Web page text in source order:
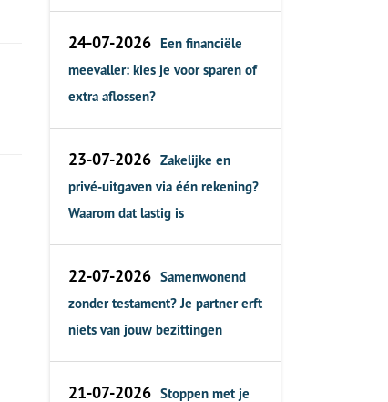
24-07-2026 Een financiële
meevaller: kies je voor sparen of
extra aflossen?
23-07-2026 Zakelijke en
privé-uitgaven via één rekening?
Waarom dat lastig is
22-07-2026 Samenwonend
zonder testament? Je partner erft
niets van jouw bezittingen
21-07-2026 Stoppen met je